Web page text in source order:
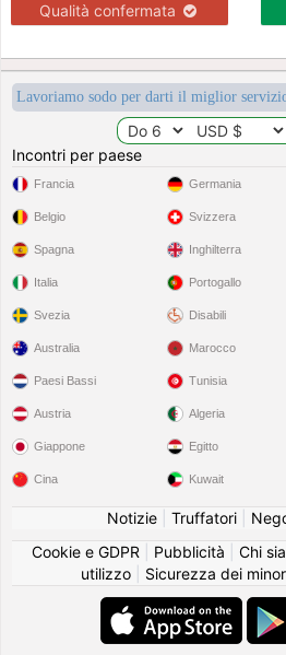
Qualità confermata
Lavoriamo sodo per darti il miglior
Incontri per paese
Francia
Belgio
Spagna
Italia
Svezia
Germania
Svizzera
Inghilterra
Portogallo
Disabili
Australia
Paesi Bassi
Austria
Giappone
Cina
Marocco
Tunisia
Algeria
Egitto
Kuwait
Notizie| Truffatori|
Cookie e GDPR
Pubblicità Chi
utilizzo| Sicurezza dei